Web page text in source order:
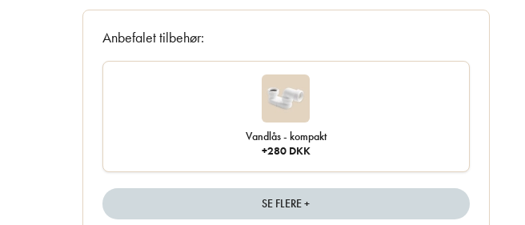
Anbefalet tilbehør:
Vandlås - kompakt
+280 DKK
SE FLERE +